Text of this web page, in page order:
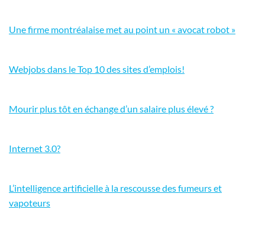
Une firme montréalaise met au point un « avocat robot »
Webjobs dans le Top 10 des sites d’emplois!
Mourir plus tôt en échange d’un salaire plus élevé ?
Internet 3.0?
L’intelligence artificielle à la rescousse des fumeurs et
vapoteurs